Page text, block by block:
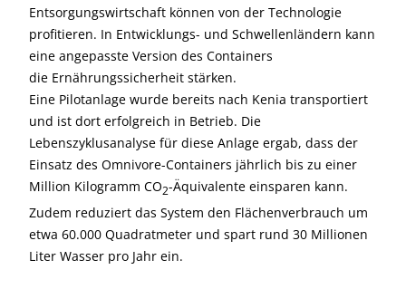
Entsorgungswirtschaft können von der Technologie
profitieren. In Entwicklungs- und Schwellenländern kann
eine angepasste Version des Containers
die Ernährungssicherheit stärken.
Eine Pilotanlage wurde bereits nach Kenia transportiert
und ist dort erfolgreich in Betrieb. Die
Lebenszyklusanalyse für diese Anlage ergab, dass der
Einsatz des Omnivore-Containers jährlich bis zu einer
Million Kilogramm CO2-Äquivalente einsparen kann.
Zudem reduziert das System den Flächenverbrauch um
etwa 60.000 Quadratmeter und spart rund 30 Millionen
Liter Wasser pro Jahr ein.